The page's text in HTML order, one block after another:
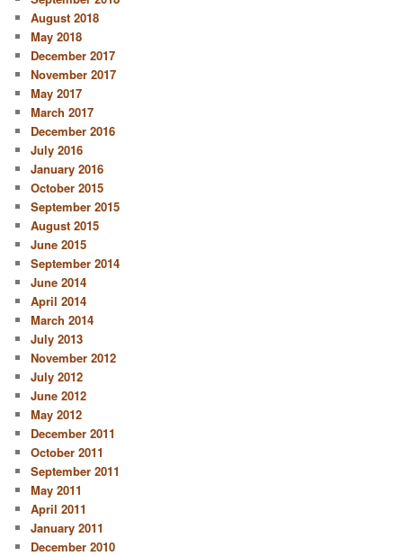
August 2018
May 2018
December 2017
November 2017
May 2017
March 2017
December 2016
July 2016
January 2016
October 2015
September 2015
August 2015
June 2015
September 2014
June 2014
April 2014
March 2014
July 2013
November 2012
July 2012
June 2012
May 2012
December 2011
October 2011
September 2011
May 2011
April 2011
January 2011
December 2010